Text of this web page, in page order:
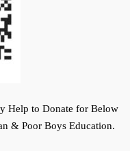
Help to Donate for Below
& Poor Boys Education.